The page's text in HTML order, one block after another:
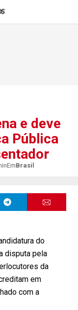
e deve
Pública
EmBrasil
do
disputa pela
da
em
com a